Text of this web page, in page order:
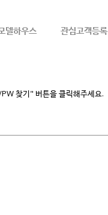
델하우스 관심고객등록
찾기" 버튼을 클릭해주세요.